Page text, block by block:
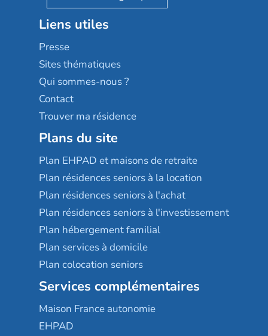
Stella management
Les villages d'or
Sérénys
Résidences services Villa Médicis
Groupe aplus
Liens utiles
Presse
Sites thématiques
Qui sommes-nous ?
Contact
Trouver ma résidence
Plans du site
Plan EHPAD et maisons de retraite
Plan résidences seniors à la location
Plan résidences seniors à l'achat
Plan résidences seniors à l'investissement
Plan hébergement familial
Plan services à domicile
Plan colocation seniors
Services complémentaires
Maison France autonomie
EHPAD